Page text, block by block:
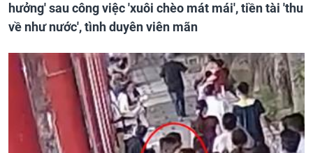
hưởng' sau công việc 'xuôi chèo mát mái', tiền tài 'thu
về như nước', tình duyên viên mãn